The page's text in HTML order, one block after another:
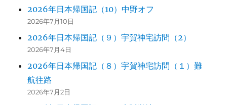
2026年日本帰国記（10）中野オフ
2026年7月10日
2026年日本帰国記（９）宇賀神宅訪問（2）
2026年7月4日
2026年日本帰国記（８）宇賀神宅訪問（１）難
航往路
2026年7月2日